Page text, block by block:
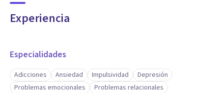
Experiencia
Especialidades
Adicciones Ansiedad Impulsividad
Depresión
Problemas emocionales
Problemas relacionales